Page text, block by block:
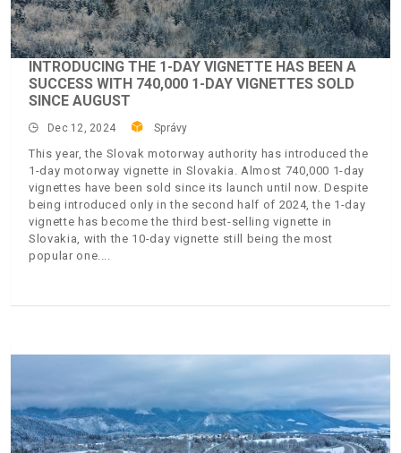
INTRODUCING THE 1-DAY VIGNETTE HAS BEEN A
SUCCESS WITH 740,000 1-DAY VIGNETTES SOLD
SINCE AUGUST
Dec 12, 2024 Správy
This year, the Slovak motorway authority has introduced the
1-day motorway vignette in Slovakia. Almost 740,000 1-day
vignettes have been sold since its launch until now. Despite
being introduced only in the second half of 2024, the 1-day
vignette has become the third best-selling vignette in
Slovakia, with the 10-day vignette still being the most
popular one.